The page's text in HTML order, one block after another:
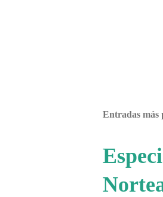
Entradas más